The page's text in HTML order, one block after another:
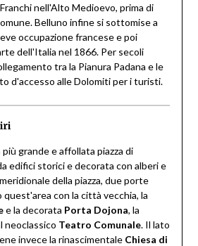
nell'Alto Medioevo, prima di
Belluno infine si sottomise a
occupazione francese e poi
dell'Italia nel 1866. Per secoli
tra la Pianura Padana e le
d'accesso alle Dolomiti per i turisti.
più grande e affollata piazza di
edifici storici e decorata con alberi e
della piazza, due porte
con la città vecchia, la
e la decorata Porta Dojona, la
neoclassico Teatro Comunale. Il lato
invece la rinascimentale Chiesa di